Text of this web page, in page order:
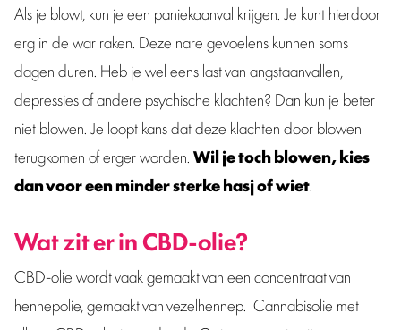
Als je blowt, kun je een paniekaanval krijgen. Je kunt hierdoor
erg in de war raken. Deze nare gevoelens kunnen soms
dagen duren. Heb je wel eens last van angstaanvallen,
depressies of andere psychische klachten? Dan kun je beter
niet blowen. Je loopt kans dat deze klachten door blowen
terugkomen of erger worden. Wil je toch blowen, kies
dan voor een minder sterke hasj of wiet
Wat zit er in CBD-olie?
CBD-olie wordt vaak gemaakt van een concentraat van
hennepolie, gemaakt van vezelhennep. Cannabisolie met